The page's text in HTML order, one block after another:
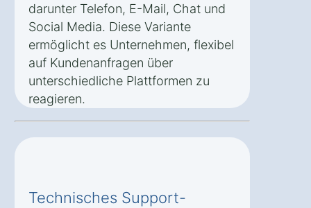
darunter Telefon, E-Mail, Chat und
Social Media. Diese Variante
ermöglicht es Unternehmen, flexibel
auf Kundenanfragen über
unterschiedliche Plattformen zu
reagieren.
Technisches Support-